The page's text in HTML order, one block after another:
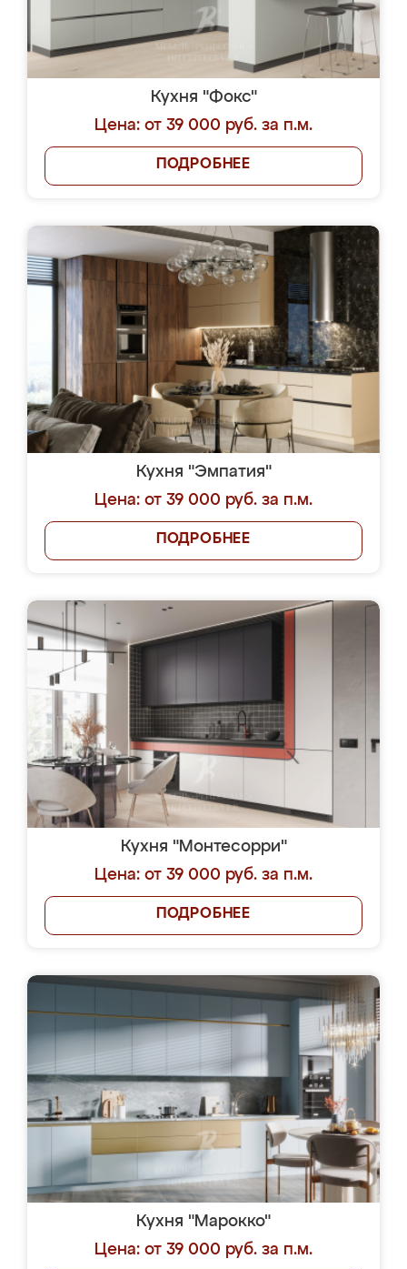
Кухня "Фокс"
Цена: от 39 000 руб. за п.м.
ПОДРОБНЕЕ
Кухня "Эмпатия"
Цена: от 39 000 руб. за п.м.
ПОДРОБНЕЕ
Кухня "Монтесорри"
Цена: от 39 000 руб. за п.м.
ПОДРОБНЕЕ
Кухня "Марокко"
Цена: от 39 000 руб. за п.м.